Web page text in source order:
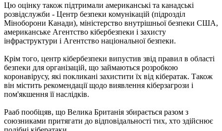
Цю оцінку також підтримали американські та канадські
розвідслужби - Центр безпеки комунікацій (підрозділ
Міноборони Канади), міністерство внутрішньої безпеки США,
американське Агентство кібербезпеки і захисту
інфраструктури і Агентство національної безпеки.
Крім того, центр кібербезпеки випустив звід правил в області
безпеки для організацій, що займаються розробкою
коронавірусу, які покликані захистити їх від кібератак. Також
він містить рекомендації щодо виявлення кіберзагрози і
пом'якшення її наслідків.
Рааб пообіцяв, що Велика Британія збирається разом з
союзниками притягати до відповідальності тих, хто здійснює